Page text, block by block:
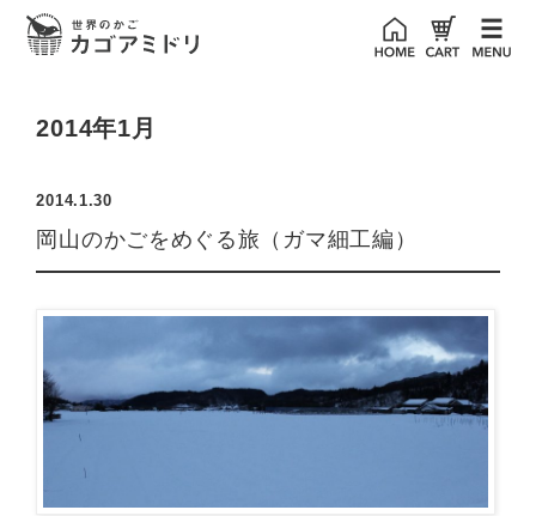
2014年1月
2014.1.30
岡山のかごをめぐる旅（ガマ細工編）